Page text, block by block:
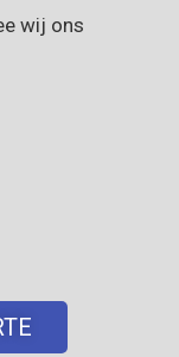
wij ons